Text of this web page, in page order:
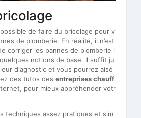
de faire du bricolage pour v
de plomberie. En réalité, il n’est
corriger les pannes de plomberie l
notions de base. Il suffit ju
diagnostic et vous pourrez aisé
des tutos des entreprises chauff
pour mieux appréhender votr
techniques assez pratiques et sim